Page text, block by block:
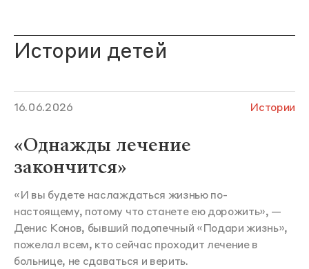
Истории детей
16.06.2026 Истории
«Однажды лечение
закончится»
«И вы будете наслаждаться жизнью по-
настоящему, потому что станете ею дорожить», —
Денис Конов, бывший подопечный «Подари жизнь»,
пожелал всем, кто сейчас проходит лечение в
больнице, не сдаваться и верить.